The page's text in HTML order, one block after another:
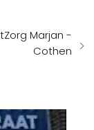
Marjan -
Cothen